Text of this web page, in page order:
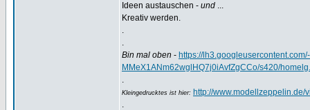
Ideen austauschen - und ...
Kreativ werden.
.
.
Bin mal oben - https://
MMeX1ANm62wglHQ7j0iAvfZgCCo/s420/
.
Kleingedrucktes ist hier: http://
.